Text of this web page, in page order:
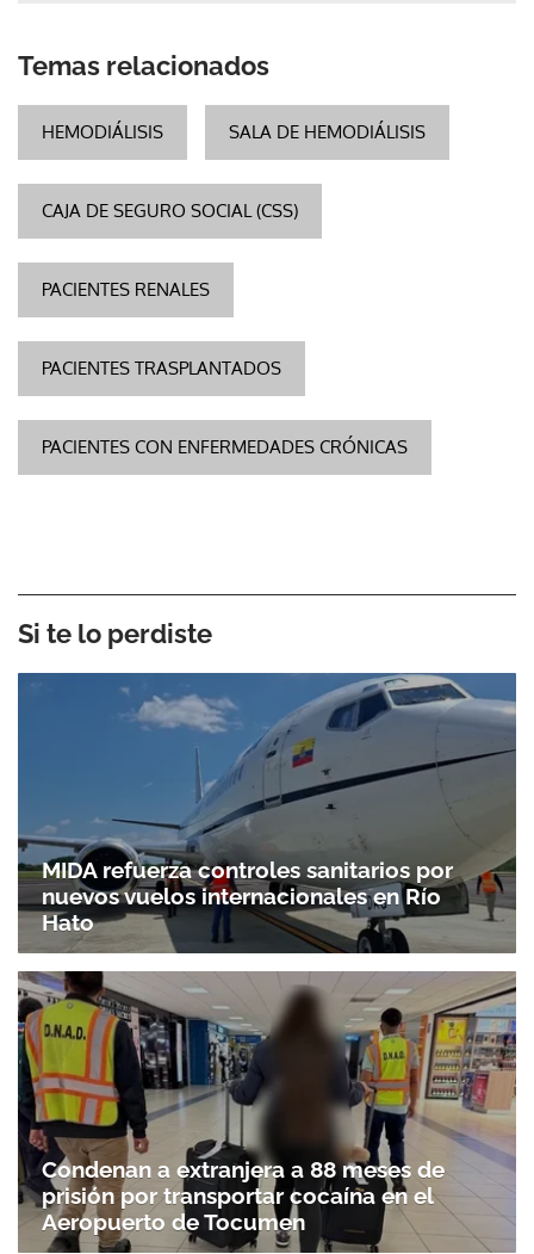
Temas relacionados
HEMODIÁLISIS SALA DE HEMODIÁLISIS
CAJA DE SEGURO SOCIAL (CSS)
PACIENTES RENALES
PACIENTES TRASPLANTADOS
PACIENTES CON ENFERMEDADES CRÓNICAS
Si te lo perdiste
MIDA refuerza controles sanitarios por
nuevos vuelos internacionales en Río
Hato
Condenan a extranjera a 88 meses de
prisión por transportar cocaína en el
Aeropuerto de Tocumen